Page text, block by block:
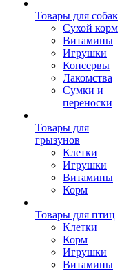
Товары для собак
Cухой корм
Витамины
Игрушки
Консервы
Лакомства
Сумки и
переноски
Товары для
грызунов
Клетки
Игрушки
Витамины
Корм
Товары для птиц
Клетки
Корм
Игрушки
Витамины